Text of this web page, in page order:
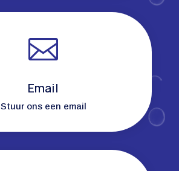

Email
Stuur ons een email